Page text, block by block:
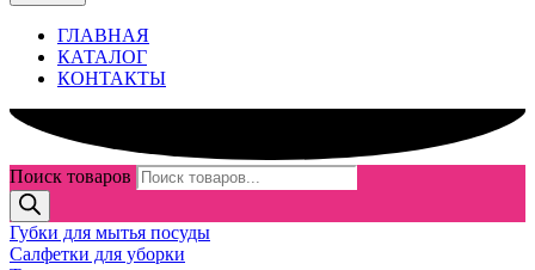
ГЛАВНАЯ
КАТАЛОГ
КОНТАКТЫ
Поиск товаров
Губки для мытья посуды
Салфетки для уборки